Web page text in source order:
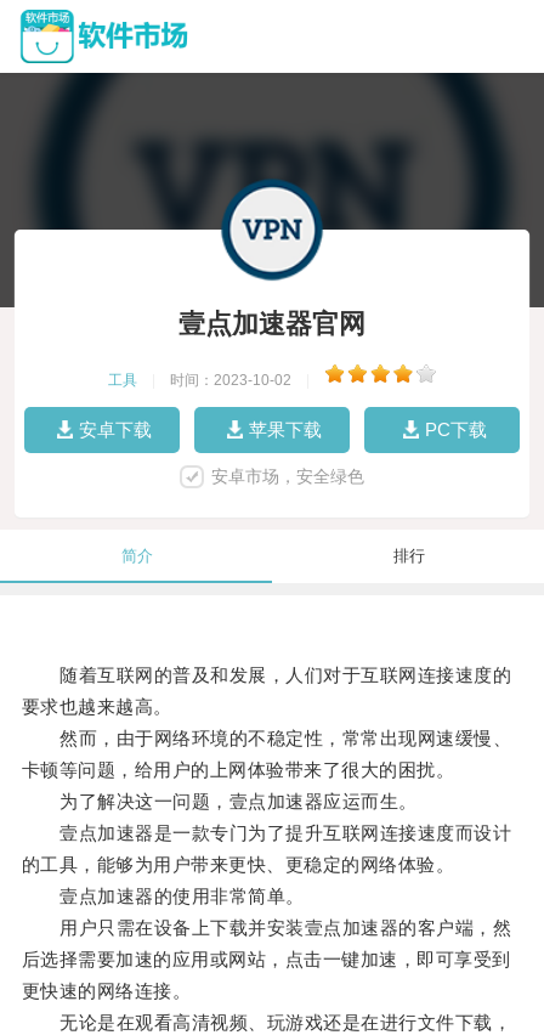
壹点加速器官网
工具 时间：2023-10-02
安卓下载 苹果下载 PC下载
安卓市场，安全绿色
简介 排行
随着互联网的普及和发展，人们对于互联网连接速度的
要求也越来越高。
然而，由于网络环境的不稳定性，常常出现网速缓慢、
卡顿等问题，给用户的上网体验带来了很大的困扰。
为了解决这一问题，壹点加速器应运而生。
壹点加速器是一款专门为了提升互联网连接速度而设计
的工具，能够为用户带来更快、更稳定的网络体验。
壹点加速器的使用非常简单。
用户只需在设备上下载并安装壹点加速器的客户端，然
后选择需要加速的应用或网站，点击一键加速，即可享受到
更快速的网络连接。
无论是在观看高清视频、玩游戏还是在进行文件下载，